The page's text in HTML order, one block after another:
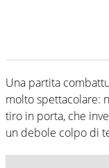
Una partita
molto spettacolare:
tiro in porta, che
un debole colpo di